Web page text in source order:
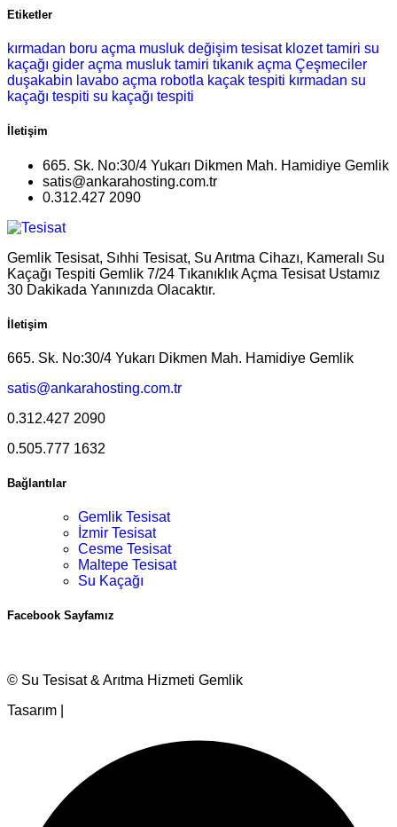
Etiketler
kırmadan boru açma musluk değişim tesisat klozet tamiri su
kaçağı gider açma musluk tamiri tıkanık açma Çeşmeciler
duşakabin lavabo açma robotla kaçak tespiti kırmadan su
kaçağı tespiti su kaçağı tespiti
İletişim
665. Sk. No:30/4 Yukarı Dikmen Mah. Hamidiye Gemlik
satis@ankarahosting.com.tr
0.312.427 2090
Gemlik Tesisat, Sıhhi Tesisat, Su Arıtma Cihazı, Kameralı Su
Kaçağı Tespiti Gemlik 7/24 Tıkanıklık Açma Tesisat Ustamız
30 Dakikada Yanınızda Olacaktır.
İletişim
665. Sk. No:30/4 Yukarı Dikmen Mah. Hamidiye Gemlik
satis@ankarahosting.com.tr
0.312.427 2090
0.505.777 1632
Bağlantılar
Gemlik Tesisat
İzmir Tesisat
Cesme Tesisat
Maltepe Tesisat
Su Kaçağı
Facebook Sayfamız
© Su Tesisat & Arıtma Hizmeti Gemlik
Tasarım |